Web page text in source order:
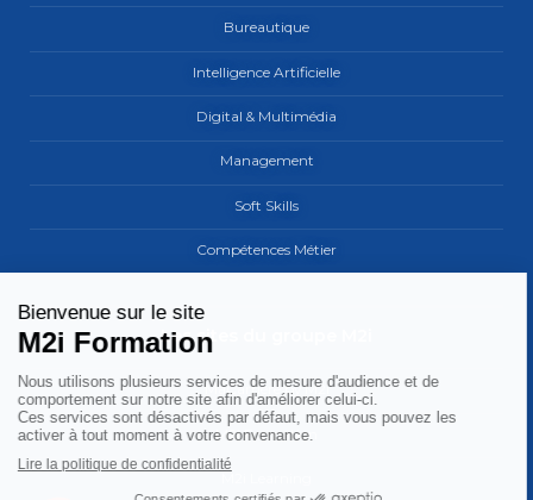
Bureautique
Intelligence Artificielle
Digital & Multimédia
Management
Soft Skills
Compétences Métier
Les sites du groupe M2i
MaCarrière by M2i
M2i Formation